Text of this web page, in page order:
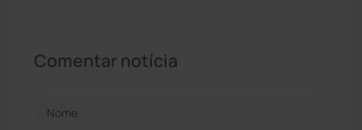
Comentar notícia